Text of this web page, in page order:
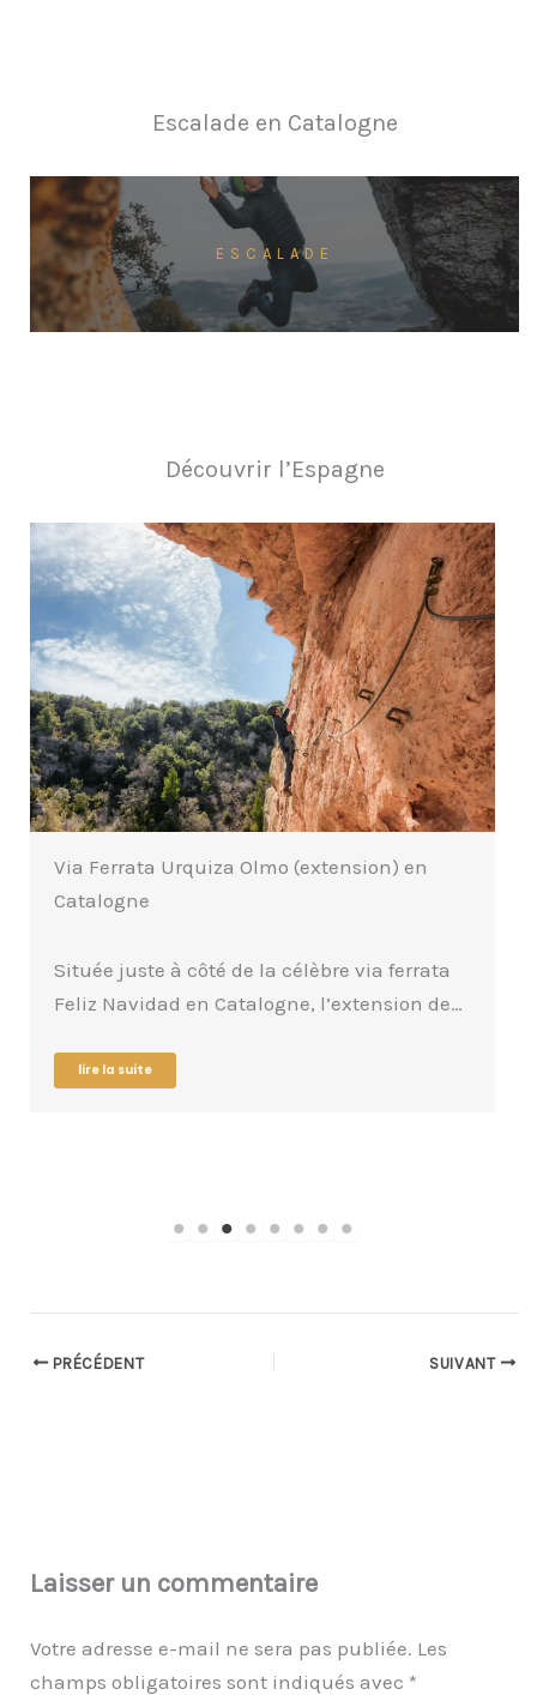
Escalade en Catalogne
ESCALADE
Découvrir l’Espagne
Via Ferrata Urquiza Olmo (extension) en
Catalogne
Située juste à côté de la célèbre via ferrata
Feliz Navidad en Catalogne, l’extension de…
lire la suite
PRÉCÉDENT SUIVANT
Laisser un commentaire
Votre adresse e-mail ne sera pas publiée. Les
champs obligatoires sont indiqués avec *